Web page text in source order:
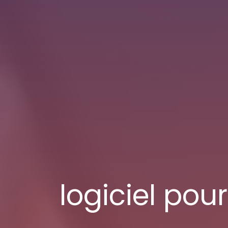
logiciel